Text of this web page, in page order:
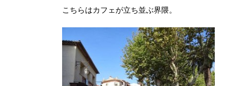
こちらはカフェが立ち並ぶ界隈。